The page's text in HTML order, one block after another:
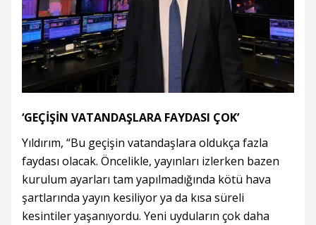
‘GEÇİŞİN VATANDAŞLARA FAYDASI ÇOK’
Yıldırım, “Bu geçişin vatandaşlara oldukça fazla
faydası olacak. Öncelikle, yayınları izlerken bazen
kurulum ayarları tam yapılmadığında kötü hava
şartlarında yayın kesiliyor ya da kısa süreli
kesintiler yaşanıyordu. Yeni uyduların çok daha